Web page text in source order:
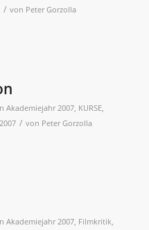
/ von Peter Gorzolla
Akademiejahr 2007, KURSE,
/ von Peter Gorzolla
Akademiejahr 2007, Filmkritik,